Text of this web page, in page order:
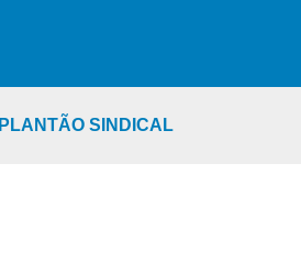
PLANTÃO SINDICAL